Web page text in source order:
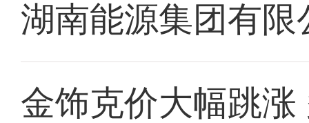
湖南能源集团有
金饰克价大幅跳